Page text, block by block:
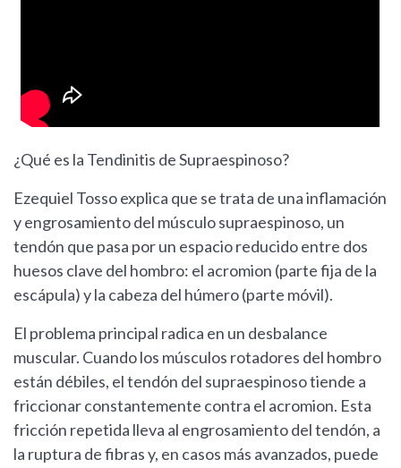
¿Qué es la Tendinitis de Supraespinoso?
Ezequiel Tosso explica que se trata de una inflamación
y engrosamiento del músculo supraespinoso, un
tendón que pasa por un espacio reducido entre dos
huesos clave del hombro: el acromion (parte fija de la
escápula) y la cabeza del húmero (parte móvil).
El problema principal radica en un desbalance
muscular. Cuando los músculos rotadores del hombro
están débiles, el tendón del supraespinoso tiende a
friccionar constantemente contra el acromion. Esta
fricción repetida lleva al engrosamiento del tendón, a
la ruptura de fibras y, en casos más avanzados, puede